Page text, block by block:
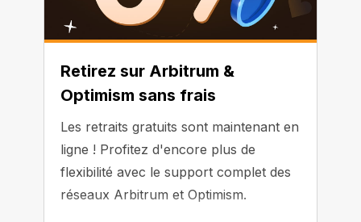
Retirez sur Arbitrum &
Optimism sans frais
Les retraits gratuits sont maintenant en
ligne ! Profitez d'encore plus de
flexibilité avec le support complet des
réseaux Arbitrum et Optimism.